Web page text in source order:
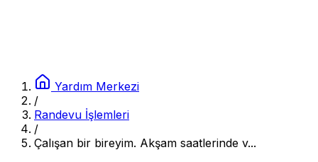
Yardım Merkezi
/
Randevu İşlemleri
/
Çalışan bir bireyim. Akşam saatlerinde v...